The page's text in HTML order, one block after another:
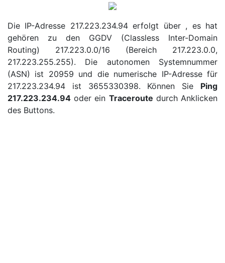
Die IP-Adresse 217.223.234.94 erfolgt über , es hat
gehören zu den GGDV (Classless Inter-Domain
Routing) 217.223.0.0/16 (Bereich 217.223.0.0,
217.223.255.255). Die autonomen Systemnummer
(ASN) ist 20959 und die numerische IP-Adresse für
217.223.234.94 ist 3655330398. Können Sie Ping
217.223.234.94 oder ein Traceroute durch Anklicken
des Buttons.